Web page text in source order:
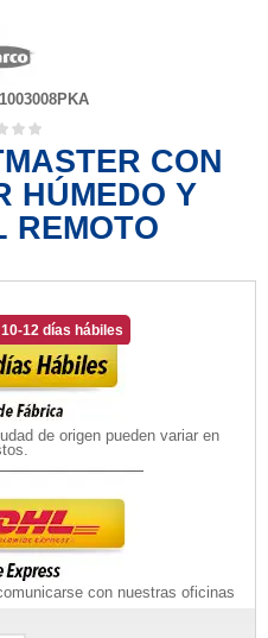
1003008PKA
CON
HÚMEDO Y
REMOTO
12 días hábiles
de origen pueden variar en
con nuestras oficinas